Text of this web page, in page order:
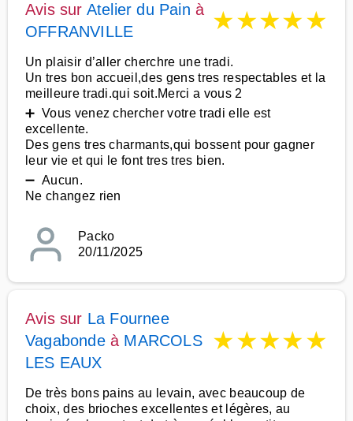
Avis sur Atelier du Pain à
OFFRANVILLE
★★★★★
Un plaisir d’aller cherchre une tradi.
Un tres bon accueil,des gens tres respectables et la
meilleure tradi.qui soit.Merci a vous 2
➕ Vous venez chercher votre tradi elle est
excellente.
Des gens tres charmants,qui bossent pour gagner
leur vie et qui le font tres tres bien.
➖ Aucun.
Ne changez rien
Packo
20/11/2025
Avis sur La Fournee
Vagabondeà MARCOLS
LES EAUX
★★★★★
De très bons pains au levain, avec beaucoup de
choix, des brioches excellentes et légères, au